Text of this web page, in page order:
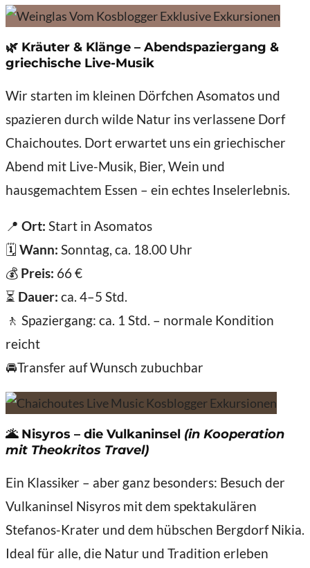
🌿 Kräuter & Klänge – Abendspaziergang &
griechische Live-Musik
Wir starten im kleinen Dörfchen Asomatos und
spazieren durch wilde Natur ins verlassene Dorf
Chaichoutes. Dort erwartet uns ein griechischer
Abend mit Live-Musik, Bier, Wein und
hausgemachtem Essen – ein echtes Inselerlebnis.
📍 Ort: Start in Asomatos
🗓️ Wann: Sonntag, ca. 18.00 Uhr
💰 Preis: 66 €
⏳ Dauer: ca. 4–5 Std.
🚶 Spaziergang: ca. 1 Std. – normale Kondition
reicht
🚘Transfer auf Wunsch zubuchbar
🌋 Nisyros – die Vulkaninsel (in Kooperation
mit Theokritos Travel)
Ein Klassiker – aber ganz besonders: Besuch der
Vulkaninsel Nisyros mit dem spektakulären
Stefanos-Krater und dem hübschen Bergdorf Nikia.
Ideal für alle, die Natur und Tradition erleben